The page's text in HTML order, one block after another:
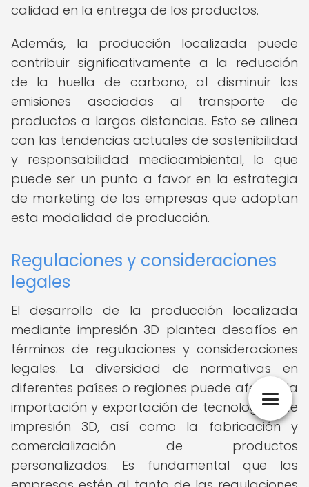
calidad en la entrega de los productos.
Además, la producción localizada puede
contribuir significativamente a la reducción
de la huella de carbono, al disminuir las
emisiones asociadas al transporte de
productos a largas distancias. Esto se alinea
con las tendencias actuales de sostenibilidad
y responsabilidad medioambiental, lo que
puede ser un punto a favor en la estrategia
de marketing de las empresas que adoptan
esta modalidad de producción.
Regulaciones y consideraciones
legales
El desarrollo de la producción localizada
mediante impresión 3D plantea desafíos en
términos de regulaciones y consideraciones
legales. La diversidad de normativas en
diferentes países o regiones puede afectar la
importación y exportación de tecnologías de
impresión 3D, así como la fabricación y
comercialización de productos
personalizados. Es fundamental que las